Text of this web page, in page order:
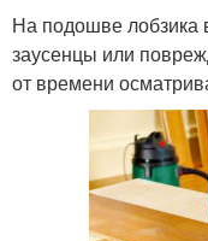
На подошве лобзика
заусенцы или
от времени